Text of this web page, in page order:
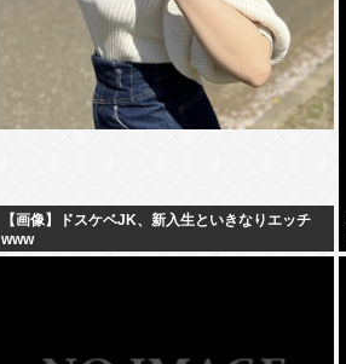
【画像】ドスケベJK、新入生といきなりエッチ
www